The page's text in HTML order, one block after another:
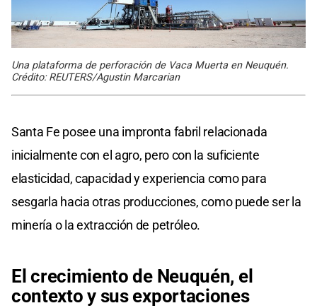
Una plataforma de perforación de Vaca Muerta en Neuquén.
Crédito: REUTERS/Agustin Marcarian
Santa Fe posee una impronta fabril relacionada
inicialmente con el agro, pero con la suficiente
elasticidad, capacidad y experiencia como para
sesgarla hacia otras producciones, como puede ser la
minería o la extracción de petróleo.
El crecimiento de Neuquén, el
contexto y sus exportaciones